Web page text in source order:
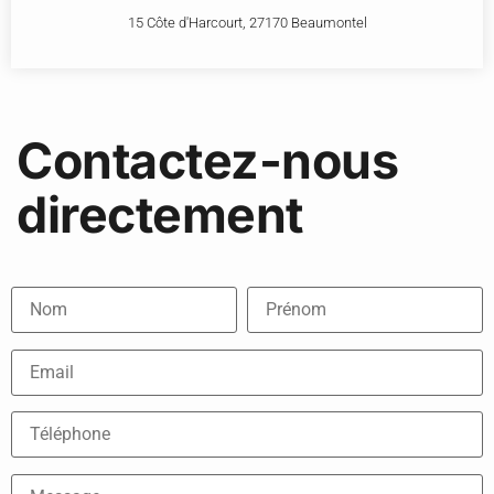
15 Côte d'Harcourt, 27170 Beaumontel
Contactez-nous
directement